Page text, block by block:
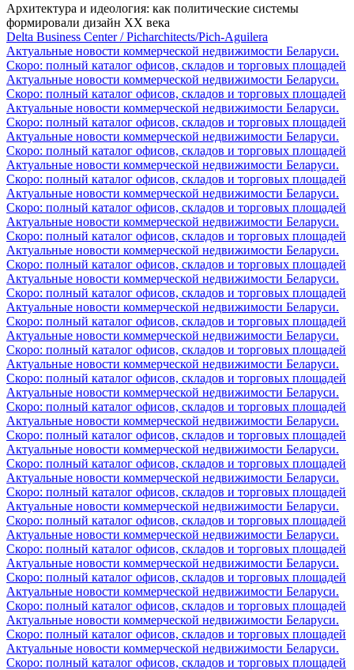
Архитектура и идеология: как политические системы
формировали дизайн XX века
Delta Business Center / Picharchitects/Pich-Aguilera
Актуальные новости коммерческой недвижимости Беларуси.
Скоро: полный каталог офисов, складов и торговых площадей
Актуальные новости коммерческой недвижимости Беларуси.
Скоро: полный каталог офисов, складов и торговых площадей
Актуальные новости коммерческой недвижимости Беларуси.
Скоро: полный каталог офисов, складов и торговых площадей
Актуальные новости коммерческой недвижимости Беларуси.
Скоро: полный каталог офисов, складов и торговых площадей
Актуальные новости коммерческой недвижимости Беларуси.
Скоро: полный каталог офисов, складов и торговых площадей
Актуальные новости коммерческой недвижимости Беларуси.
Скоро: полный каталог офисов, складов и торговых площадей
Актуальные новости коммерческой недвижимости Беларуси.
Скоро: полный каталог офисов, складов и торговых площадей
Актуальные новости коммерческой недвижимости Беларуси.
Скоро: полный каталог офисов, складов и торговых площадей
Актуальные новости коммерческой недвижимости Беларуси.
Скоро: полный каталог офисов, складов и торговых площадей
Актуальные новости коммерческой недвижимости Беларуси.
Скоро: полный каталог офисов, складов и торговых площадей
Актуальные новости коммерческой недвижимости Беларуси.
Скоро: полный каталог офисов, складов и торговых площадей
Актуальные новости коммерческой недвижимости Беларуси.
Скоро: полный каталог офисов, складов и торговых площадей
Актуальные новости коммерческой недвижимости Беларуси.
Скоро: полный каталог офисов, складов и торговых площадей
Актуальные новости коммерческой недвижимости Беларуси.
Скоро: полный каталог офисов, складов и торговых площадей
Актуальные новости коммерческой недвижимости Беларуси.
Скоро: полный каталог офисов, складов и торговых площадей
Актуальные новости коммерческой недвижимости Беларуси.
Скоро: полный каталог офисов, складов и торговых площадей
Актуальные новости коммерческой недвижимости Беларуси.
Скоро: полный каталог офисов, складов и торговых площадей
Актуальные новости коммерческой недвижимости Беларуси.
Скоро: полный каталог офисов, складов и торговых площадей
Актуальные новости коммерческой недвижимости Беларуси.
Скоро: полный каталог офисов, складов и торговых площадей
Актуальные новости коммерческой недвижимости Беларуси.
Скоро: полный каталог офисов, складов и торговых площадей
Актуальные новости коммерческой недвижимости Беларуси.
Скоро: полный каталог офисов, складов и торговых площадей
Актуальные новости коммерческой недвижимости Беларуси.
Скоро: полный каталог офисов, складов и торговых площадей